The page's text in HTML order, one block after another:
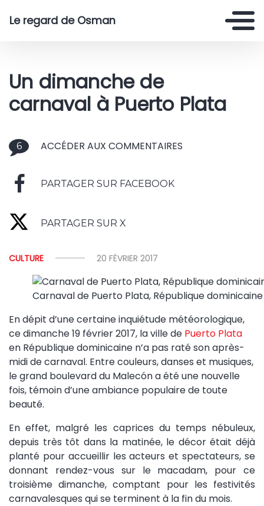
Le regard de Osman
Un dimanche de
carnaval à Puerto Plata
6 ACCÉDER AUX COMMENTAIRES
PARTAGER SUR FACEBOOK
PARTAGER SUR X
CULTURE 20 FÉVRIER 2017
Carnaval de Puerto Plata, République
En dépit d’une certaine inquiétude météorologique,
ce dimanche 19 février 2017, la ville de Puerto Plata
en République dominicaine n’a pas raté son après-
midi de carnaval. Entre couleurs, danses et musiques,
le grand boulevard du Malecón a été une nouvelle
fois, témoin d’une ambiance populaire de toute
beauté.
En effet, malgré les caprices du temps nébuleux,
depuis très tôt dans la matinée, le décor était déjà
planté pour accueillir les acteurs et spectateurs, se
donnant rendez-vous sur le macadam, pour ce
troisième dimanche, comptant pour les festivités
carnavalesques qui se terminent à la fin du mois.